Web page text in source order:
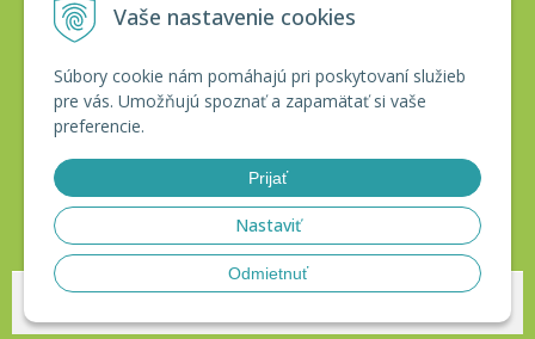
Vaše nastavenie cookies
Súbory cookie nám pomáhajú pri poskytovaní služieb
pre vás. Umožňujú spoznať a zapamätať si vaše
preferencie.
Prijať
Nastaviť
Odmietnuť
Reklamačný poriadok
CERTIFIKÁTY
© 2026 HAKLobchod •tvorba eshopu cez UNIobchod,webhosting